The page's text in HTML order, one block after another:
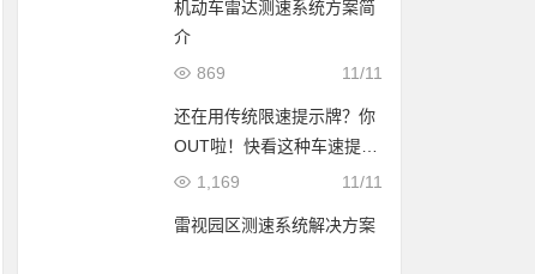
机动车雷达测速系统方案简
介
11/11
869
还在用传统限速提示牌？你
OUT啦！快看这种车速提示
屏
11/11
1,169
雷视园区测速系统解决方案